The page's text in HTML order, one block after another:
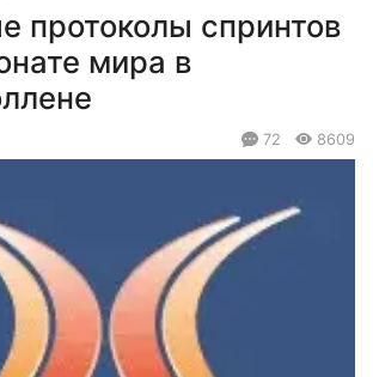
протоколы спринтов
мира в
72 8609